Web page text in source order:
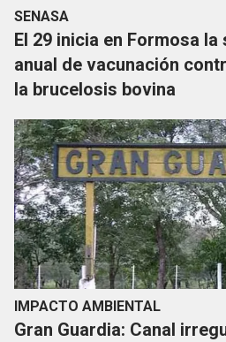
SENASA
El 29 inicia en Formosa la
anual de vacunación
la brucelosis bovina
IMPACTO AMBIENTAL
Gran Guardia: Canal